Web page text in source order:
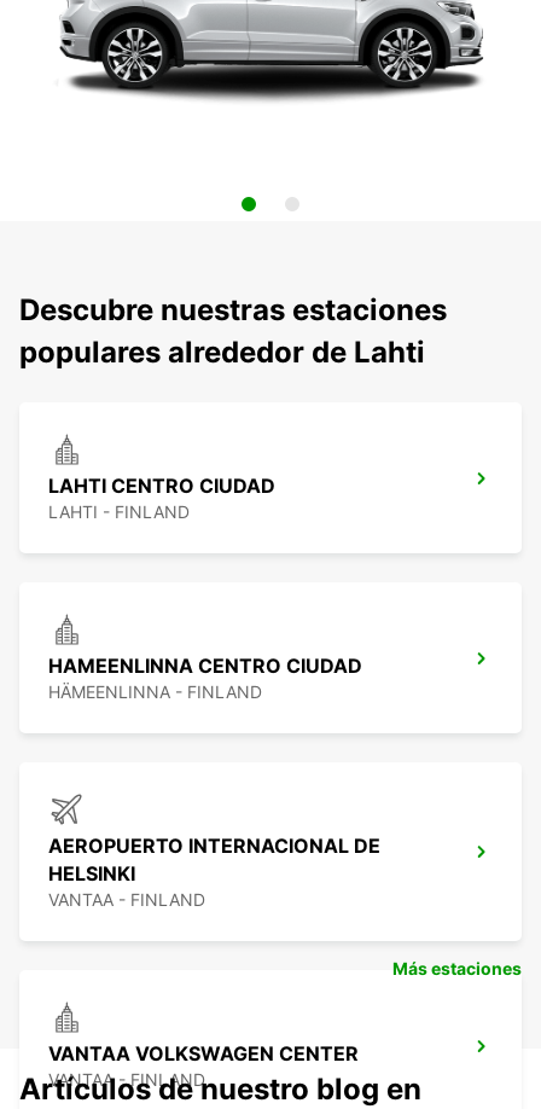
Descubre nuestras estaciones
populares alrededor de Lahti
LAHTI CENTRO CIUDAD
LAHTI - FINLAND
HAMEENLINNA CENTRO CIUDAD
HÄMEENLINNA - FINLAND
AEROPUERTO INTERNACIONAL DE
HELSINKI
VANTAA - FINLAND
VANTAA VOLKSWAGEN CENTER
VANTAA - FINLAND
Más estaciones
Artículos de nuestro blog en